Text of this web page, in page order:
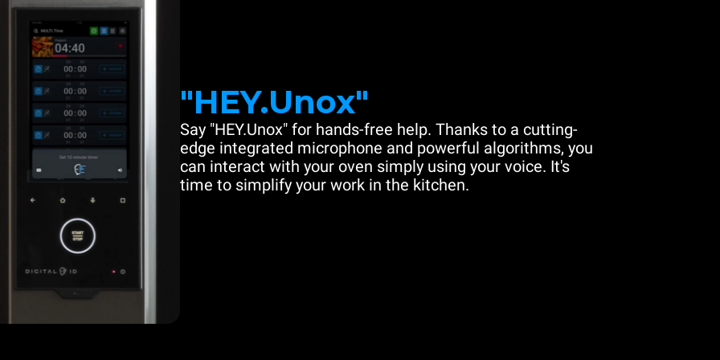
"HEY.Unox"
Say "HEY.Unox" for hands-free help. Thanks to a cutting-
edge integrated microphone and powerful algorithms, you
can interact with your oven simply using your voice. It's
time to simplify your work in the kitchen.